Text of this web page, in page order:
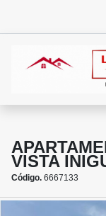
VISTA
Código. 6667133